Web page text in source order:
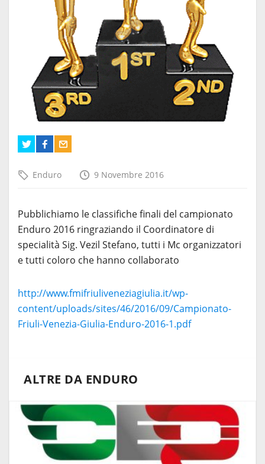
Enduro 9 Novembre 2016
Pubblichiamo le classifiche finali del campionato
Enduro 2016 ringraziando il Coordinatore di
specialità Sig. Vezil Stefano, tutti i Mc organizzatori
e tutti coloro che hanno collaborato
http://www.fmifriuliveneziagiulia.it/wp-
content/uploads/sites/46/2016/09/Campionato-
Friuli-Venezia-Giulia-Enduro-2016-1.pdf
ALTRE DA ENDURO